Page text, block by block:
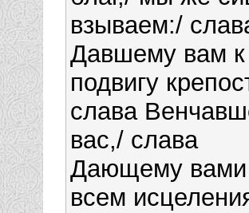
взываем:/
Давшему вам к
подвигу
слава
вас,/ слава
Дающему вами
всем